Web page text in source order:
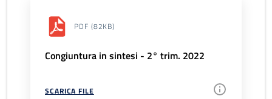
PDF (82KB)
Congiuntura in sintesi - 2° trim. 2022
SCARICA FILE